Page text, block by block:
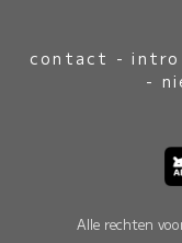
contact -intro
-
Alle rechten